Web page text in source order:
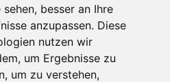
sehen, besser an Ihre
anzupassen. Diese
nutzen wir
um Ergebnisse zu
um zu verstehen,